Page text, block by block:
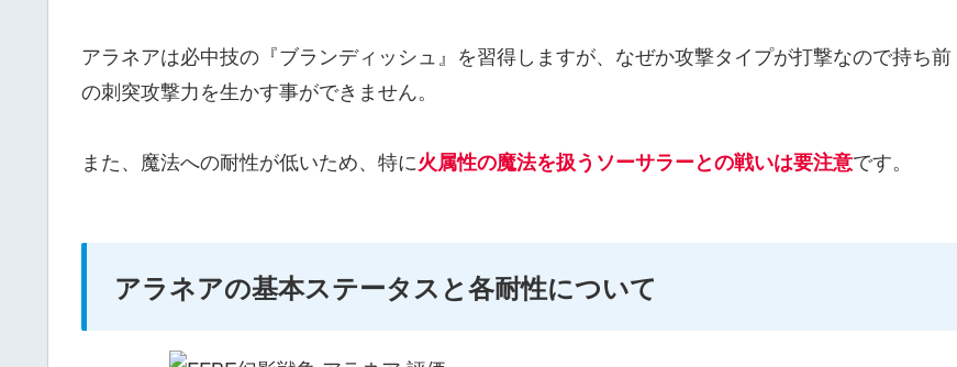
アラネアは必中技の『ブランディッシュ』を習得しますが、なぜか攻撃タイプが打撃なので持ち前
の刺突攻撃力を生かす事ができません。
また、魔法への耐性が低いため、特に火属性の魔法を扱うソーサラーとの戦いは要注意です。
アラネアの基本ステータスと各耐性について